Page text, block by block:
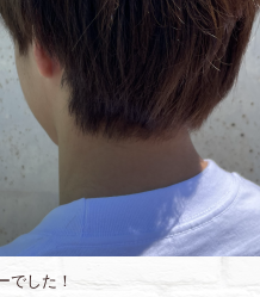
でした！